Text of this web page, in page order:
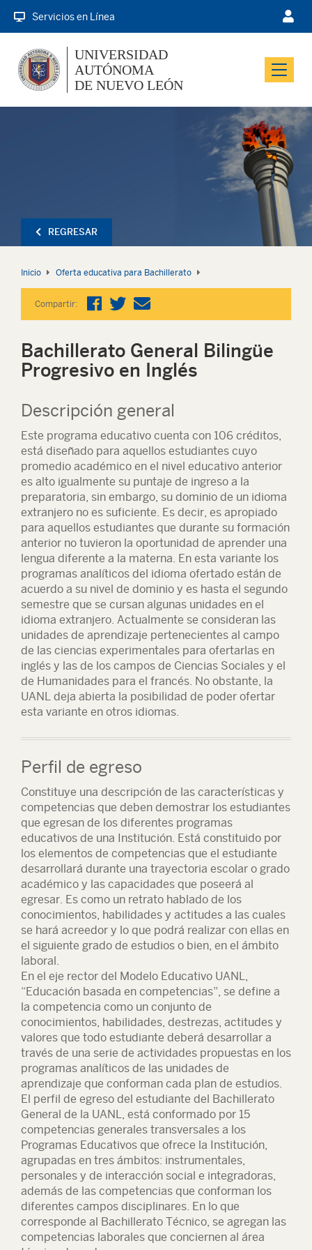
Servicios en Línea
Menu
UNIVERSIDAD
AUTÓNOMA
DE NUEVO LEÓN
REGRESAR
Inicio Oferta educativa para Bachillerato
Compartir:
Bachillerato General Bilingüe
Progresivo en Inglés
Descripción general
Este programa educativo cuenta con 106 créditos,
está diseñado para aquellos estudiantes cuyo
promedio académico en el nivel educativo anterior
es alto igualmente su puntaje de ingreso a la
preparatoria, sin embargo, su dominio de un idioma
extranjero no es suficiente. Es decir, es apropiado
para aquellos estudiantes que durante su formación
anterior no tuvieron la oportunidad de aprender una
lengua diferente a la materna. En esta variante los
programas analíticos del idioma ofertado están de
acuerdo a su nivel de dominio y es hasta el segundo
semestre que se cursan algunas unidades en el
idioma extranjero. Actualmente se consideran las
unidades de aprendizaje pertenecientes al campo
de las ciencias experimentales para ofertarlas en
inglés y las de los campos de Ciencias Sociales y el
de Humanidades para el francés. No obstante, la
UANL deja abierta la posibilidad de poder ofertar
esta variante en otros idiomas.
Perfil de egreso
Constituye una descripción de las características y
competencias que deben demostrar los estudiantes
que egresan de los diferentes programas
educativos de una Institución. Está constituido por
los elementos de competencias que el estudiante
desarrollará durante una trayectoria escolar o grado
académico y las capacidades que poseerá al
egresar. Es como un retrato hablado de los
conocimientos, habilidades y actitudes a las cuales
se hará acreedor y lo que podrá realizar con ellas en
el siguiente grado de estudios o bien, en el ámbito
laboral.
En el eje rector del Modelo Educativo UANL,
“Educación basada en competencias”, se define a
la competencia como un conjunto de
conocimientos, habilidades, destrezas, actitudes y
valores que todo estudiante deberá desarrollar a
través de una serie de actividades propuestas en los
programas analíticos de las unidades de
aprendizaje que conforman cada plan de estudios.
El perfil de egreso del estudiante del Bachillerato
General de la UANL, está conformado por 15
competencias generales transversales a los
Programas Educativos que ofrece la Institución,
agrupadas en tres ámbitos: instrumentales,
personales y de interacción social e integradoras,
además de las competencias que conforman los
diferentes campos disciplinares. En lo que
corresponde al Bachillerato Técnico, se agregan las
competencias laborales que conciernen al área